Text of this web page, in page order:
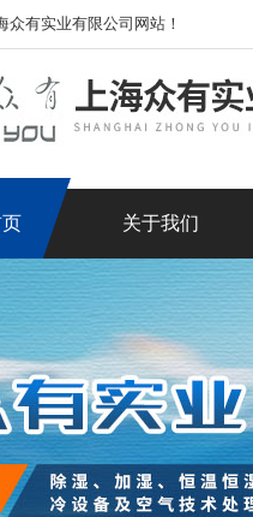
众有实业有限公司网站！
关于我们